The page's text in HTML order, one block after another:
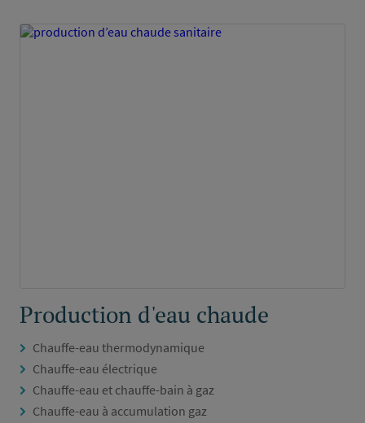
Production d'eau chaude
Chauffe-eau thermodynamique
Chauffe-eau électrique
Chauffe-eau et chauffe-bain à gaz
Chauffe-eau à accumulation gaz